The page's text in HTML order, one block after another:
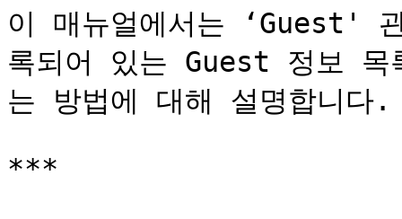
이 매뉴얼에서는 ‘Guest'
록되어 있는 Guest 정보 목
는 방법에 대해 설명합니다.
***